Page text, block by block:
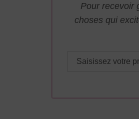
Pour recevoir
choses qui